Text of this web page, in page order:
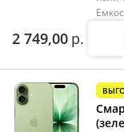
2 749,00 р.